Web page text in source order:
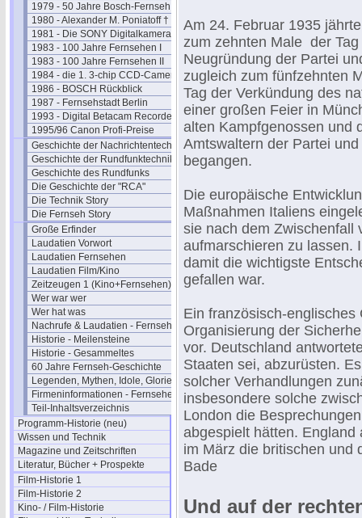
1979 - 50 Jahre Bosch-Fernseh
1980 - Alexander M. Poniatoff †
1981 - Die SONY Digitalkamera
1983 - 100 Jahre Fernsehen I
1983 - 100 Jahre Fernsehen II
1984 - die 1. 3-chip CCD-Camera
1986 - BOSCH Rückblick
1987 - Fernsehstadt Berlin
1993 - Digital Betacam Recorder
1995/96 Canon Profi-Preise
Geschichte der Nachrichtentechnik
Geschichte der Rundfunktechnik
Geschichte des Rundfunks
Die Geschichte der "RCA"
Die Technik Story
Die Fernseh Story
Große Erfinder
Laudatien Vorwort
Laudatien Fernsehen
Laudatien Film/Kino
Zeitzeugen 1 (Kino+Fernsehen)
Wer war wer
Wer hat was
Nachrufe & Laudatien - Fernsehen
Historie - Meilensteine
Historie - Gesammeltes
60 Jahre Fernseh-Geschichte
Legenden, Mythen, Idole, Glorie
Firmeninformationen - Fernsehen
Teil-Inhaltsverzeichnis
Programm-Historie (neu)
Wissen und Technik
Magazine und Zeitschriften
Literatur, Bücher + Prospekte
Film-Historie 1
Film-Historie 2
Kino- / Film-Historie
Am 24. Februar 1935
zum zehnten Male der Tag
Neugründung der Partei
zugleich zum fünfzehnten
Tag der Verkündung des
einer großen Feier in
alten Kampfgenossen und
Amtswaltern der Partei
begangen.
Die europäische
Maßnahmen Italiens
sie nach dem Zwischenfall
aufmarschieren zu lassen.
damit die wichtigste
gefallen war.
Ein französisch-
Organisierung der
vor. Deutschland
Staaten sei, abzurüsten.
solcher Verhandlungen
insbesondere solche
London die
abgespielt hätten. England
im März die britischen und
Bade
Und auf der